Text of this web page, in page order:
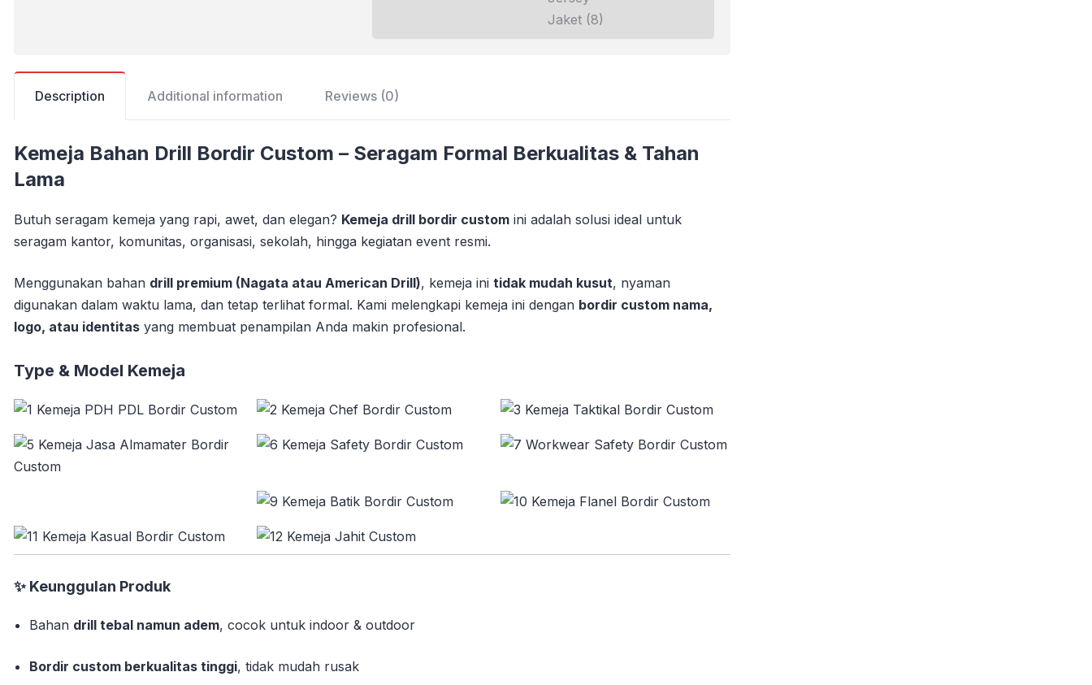
Description Additional information Reviews (0)
Kemeja Bahan Drill Bordir Custom – Seragam Formal Berkualitas & Tahan
Lama
Butuh seragam kemeja yang rapi, awet, dan elegan? Kemeja drill bordir custom ini adalah solusi ideal untuk
seragam kantor, komunitas, organisasi, sekolah, hingga kegiatan event resmi.
Menggunakan bahan drill premium (Nagata atau American Drill), kemeja ini tidak mudah kusut, nyaman
digunakan dalam waktu lama, dan tetap terlihat formal. Kami melengkapi kemeja ini dengan bordir custom nama,
logo, atau identitas yang membuat penampilan Anda makin profesional.
Type & Model Kemeja
✨ Keunggulan Produk
Bahan drill tebal namun adem, cocok untuk indoor & outdoor
Bordir custom berkualitas tinggi, tidak mudah rusak